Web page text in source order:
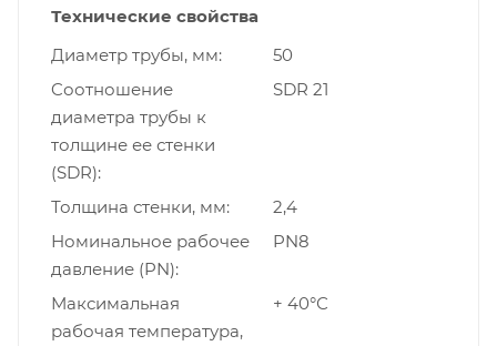
Технические свойства
Диаметр трубы, мм
50
Cоотношение
диаметра трубы к
толщине ее стенки
(SDR)
SDR 21
Толщина стенки, мм
2,4
Номинальное рабочее
давление (PN)
PN8
Максимальная
рабочая температура,
+ 40°С